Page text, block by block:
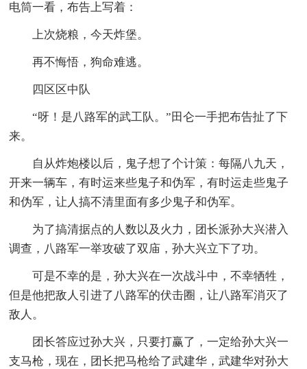
电筒一看，布告上写着：
上次烧粮，今天炸堡。
再不悔悟，狗命难逃。
四区区中队
“呀！是八路军的武工队。”田仑一手把布告扯了下
来。
自从炸炮楼以后，鬼子想了个计策：每隔八九天，
开来一辆车，有时运来些鬼子和伪军，有时运走些鬼子
和伪军，让人搞不清里面有多少鬼子和伪军。
为了搞清据点的人数以及火力，团长派孙大兴潜入
调查，八路军一举攻破了双庙，孙大兴立下了功。
可是不幸的是，孙大兴在一次战斗中，不幸牺牲，
但是他把敌人引进了八路军的伏击圈，让八路军消灭了
敌人。
团长答应过孙大兴，只要打赢了，一定给孙大兴一
支马枪，现在，团长把马枪给了武建华，武建华对孙大